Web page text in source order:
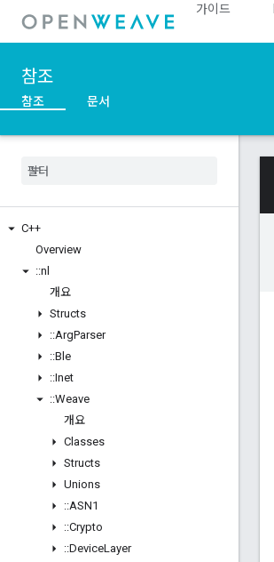
가이드
참조
참조 문서
C++
Overview
::nl
개요
Structs
::ArgParser
::Ble
::Inet
::Weave
개요
Classes
Structs
Unions
::ASN1
::Crypto
::DeviceLayer